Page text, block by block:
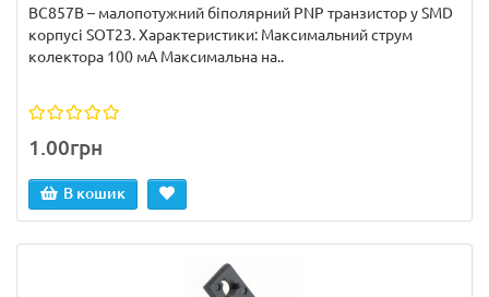
BC857B – малопотужний біполярний PNP транзистор у SMD
корпусі SOT23. Характеристики: Максимальний струм
колектора 100 мА Максимальна на..
1.00грн
В кошик